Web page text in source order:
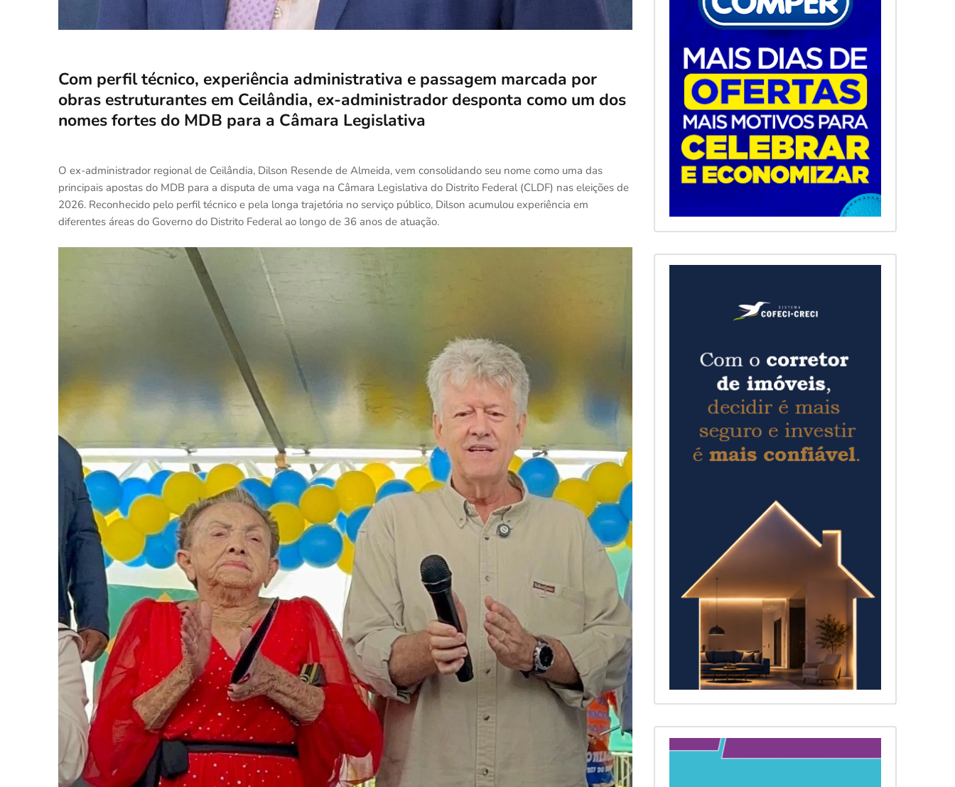
Com perfil técnico, experiência administrativa e passagem marcada por
obras estruturantes em Ceilândia, ex-administrador desponta como um dos
nomes fortes do MDB para a Câmara Legislativa
O ex-administrador regional de Ceilândia, Dilson Resende de Almeida, vem consolidando seu nome como uma das
principais apostas do MDB para a disputa de uma vaga na Câmara Legislativa do Distrito Federal (CLDF) nas eleições de
2026. Reconhecido pelo perfil técnico e pela longa trajetória no serviço público, Dilson acumulou experiência em
diferentes áreas do Governo do Distrito Federal ao longo de 36 anos de atuação.